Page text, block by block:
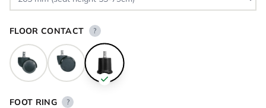
FLOOR CONTACT ?
FOOT RING ?